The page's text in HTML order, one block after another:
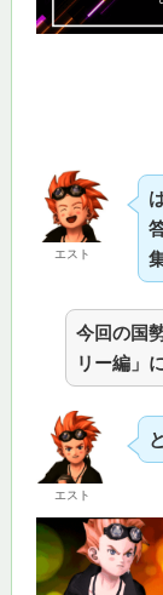
エスト
今回の国
リー編」
エスト